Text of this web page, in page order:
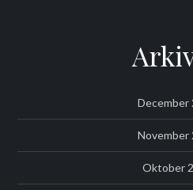
December
November
Oktober